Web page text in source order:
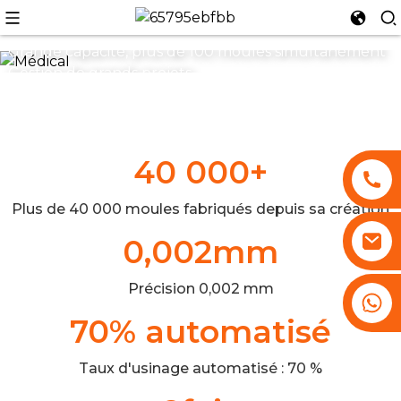
+86 13530645990
Solution de moules électroniques
Grande capacité, plus de 100 moules simultanément
Gestion de grands projets
40 000+
Plus de 40 000 moules fabriqués depuis sa création
0,002mm
Précision 0,002 mm
70% automatisé
Taux d'usinage automatisé : 70 %